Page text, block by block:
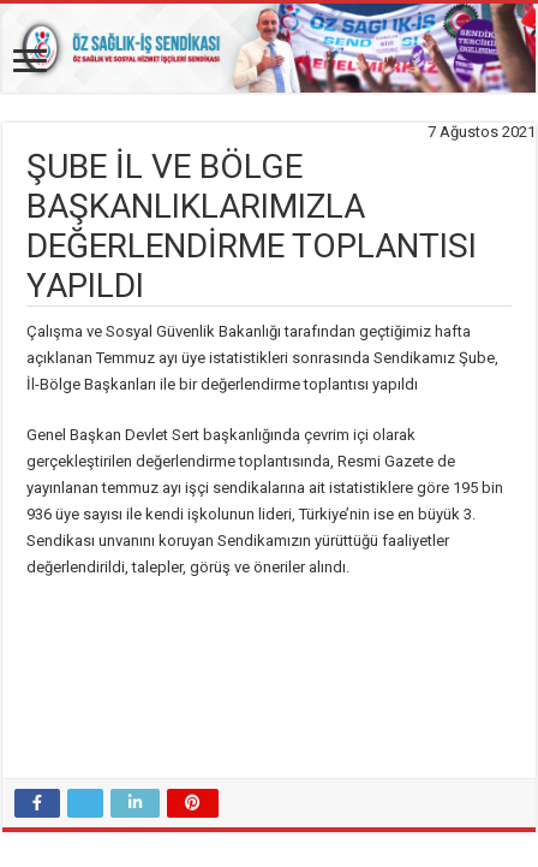
7 Ağustos 2021
ŞUBE İL VE BÖLGE
BAŞKANLIKLARIMIZLA
DEĞERLENDİRME TOPLANTISI
YAPILDI
Çalışma ve Sosyal Güvenlik Bakanlığı tarafından geçtiğimiz hafta
açıklanan Temmuz ayı üye istatistikleri sonrasında Sendikamız Şube,
İl-Bölge Başkanları ile bir değerlendirme toplantısı yapıldı
Genel Başkan Devlet Sert başkanlığında çevrim içi olarak
gerçekleştirilen değerlendirme toplantısında, Resmi Gazete de
yayınlanan temmuz ayı işçi sendikalarına ait istatistiklere göre 195 bin
936 üye sayısı ile kendi işkolunun lideri, Türkiye’nin ise en büyük 3.
Sendikası unvanını koruyan Sendikamızın yürüttüğü faaliyetler
değerlendirildi, talepler, görüş ve öneriler alındı.